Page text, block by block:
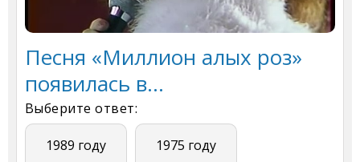
Песня «Миллион алых роз»
появилась в…
Выберите ответ:
1989 году 1975 году